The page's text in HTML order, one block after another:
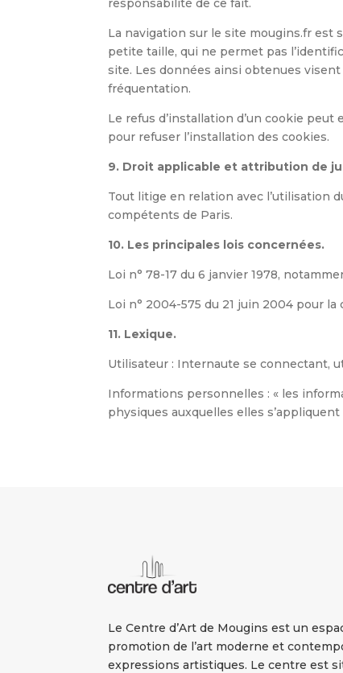
responsabilité de ce fait.
La navigation sur le site mougins.fr est
petite taille, qui ne permet pas
site. Les données ainsi obtenues
fréquentation.
Le refus d’installation d’un cookie
pour refuser l’installation des cookies.
9. Droit applicable et attribution de
Tout litige en relation avec l’utilisation
compétents de Paris.
10. Les principales lois concernées.
Loi n° 78-17 du 6 janvier 1978,
Loi n° 2004-575 du 21 juin 2004 pour
11. Lexique.
Utilisateur : Internaute se connectant,
Informations personnelles : « les
physiques auxquelles elles s’appliquent
Le Centre d’Art de Mougins est un
promotion de l’art moderne et
expressions artistiques. Le centre est